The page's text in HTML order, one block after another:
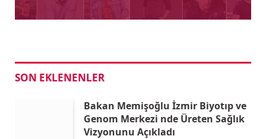
SON EKLENENLER
Bakan Memişoğlu İzmir Biyotıp ve
Genom Merkezi nde Üreten Sağlık
Vizyonunu Açıkladı